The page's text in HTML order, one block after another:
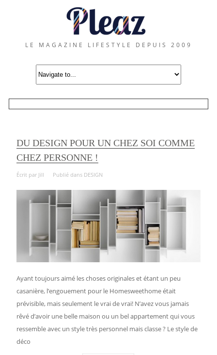
LE MAGAZINE LIFESTYLE DEPUIS 2009
DU DESIGN POUR UN CHEZ SOI COMME
CHEZ PERSONNE !
Écrit par Jill Publié dans DESIGN
Ayant toujours aimé les choses originales et étant un peu
casanière, l’engouement pour le Homesweethome était
prévisible, mais seulement le vrai de vrai! N’avez vous jamais
rêvé d’avoir une belle maison ou un bel appartement qui vous
ressemble avec un style très personnel mais classe ? Le style de
déco